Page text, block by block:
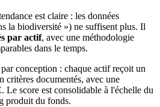
est claire : les données
la biodiversité ») ne suffisent plus. Il
par actif, avec une méthodologie
dans le temps.
conception : chaque actif reçoit un
critères documentés, avec une
Le score est consolidable à l'échelle du
produit du fonds.